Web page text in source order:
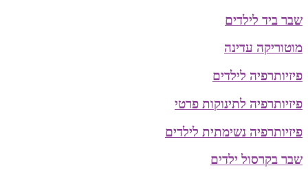
שבר ביד לילדים
מוטוריקה עדינה
פיזיותרפיה לילדים
פיזיותרפיה לתינוקות פרטי
פיזיותרפיה נשימתית לילדים
שבר בקרסול ילדים